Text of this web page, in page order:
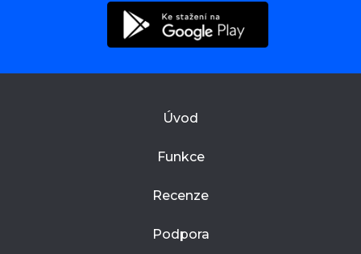
Úvod
Funkce
Recenze
Podpora